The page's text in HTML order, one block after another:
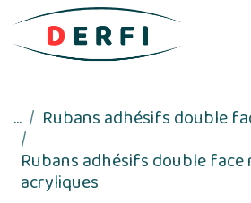
Se rendre au contenu
...
Rubans adhésifs double
Rubans adhésifs double face
acryliques